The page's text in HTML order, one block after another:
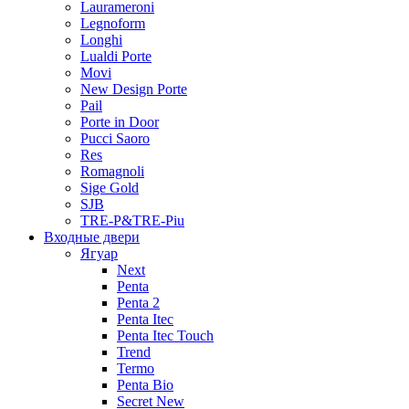
Laurameroni
Legnoform
Longhi
Lualdi Porte
Movi
New Design Porte
Pail
Porte in Door
Pucci Saoro
Res
Romagnoli
Sige Gold
SJB
TRE-P&TRE-Piu
Входные двери
Ягуар
Next
Penta
Penta 2
Penta Itec
Penta Itec Touch
Trend
Termo
Penta Bio
Secret New